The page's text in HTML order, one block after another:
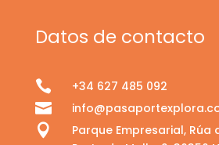
Datos de contacto
 +34 627 485 092


Parque Empresarial, Rúa